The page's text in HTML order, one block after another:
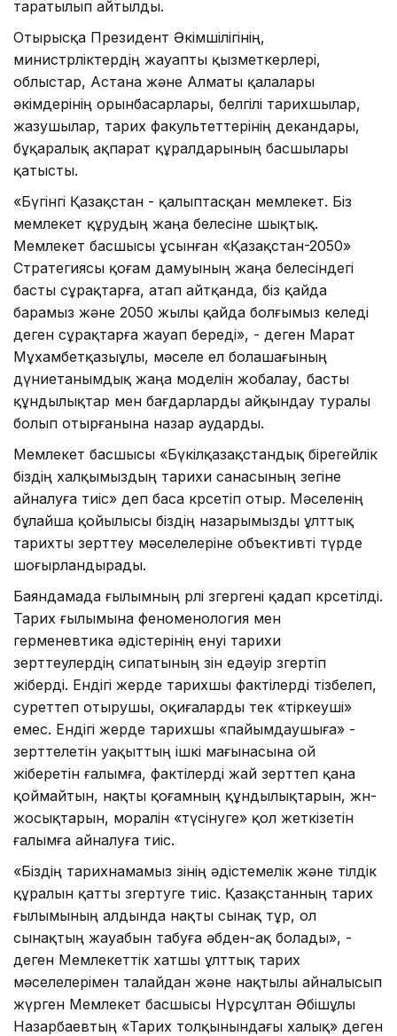
таратылып айтылды.
Отырысқа Президент Әкімші­лігінің,
министрліктердің жауапты қыз­меткерлері,
облыстар, Астана және Алматы қалалары
әкімдерінің орынбасарлары, белгілі тарихшылар,
жазушылар, тарих факультеттерінің декандары,
бұқаралық ақпарат құрал­дарының басшылары
қатысты.
«Бүгінгі Қазақстан - қалыптасқан мемлекет. Біз
мемлекет құрудың жаңа белесіне шықтық.
Мемлекет басшысы ұсынған «Қа­зақстан-2050»
Стратегиясы қо­ғам дамуының жаңа белесіндегі
бас­ты сұрақтарға, атап айтқанда, біз қай­да
барамыз және 2050 жылы қай­да болғымыз келеді
деген сұрақ­тар­ға жауап береді», - деген Марат
Мұ­хам­бетқазыұлы, мәселе ел болашағының
дүниетанымдық жаңа моделін жобалау, басты
құндылықтар мен бағ­дарларды айқындау туралы
болып отыр­ғанына назар аударды.
Мемлекет басшысы «Бүкіл­қа­зақ­стандық бірегейлік
біздің халқы­мыздың тарихи санасының өзегіне
айналуға тиіс» деп баса көрсетіп отыр. Мәселенің
бұлайша қойылысы біздің назарымызды ұлттық
тарихты зерттеу мәселелеріне объективті түрде
шоғырландырады.
Баяндамада ғылымның рөлі өзгергені қадап көрсетілді.
Тарих ғылымына феноменология мен
герменевтика әдістерінің енуі тарихи
зерттеулердің сипатының өзін едәуір өзгертіп
жіберді. Ендігі жерде тарихшы фактілерді тізбелеп,
суреттеп отырушы, оқиғаларды тек «тіркеу­ші»
емес. Ендігі жерде тарихшы «пайым­дау­шыға» -
зерттелетін уақыттың ішкі мағынасына ой
жіберетін ғалым­ға, фактілерді жай зерттеп қана
қой­майтын, нақты қоғамның құнды­лық­тарын, жөн-
жосықтарын, моралін «тү­­сінуге» қол жеткізетін
ғалымға айналуға тиіс.
«Біздің тарихнамамыз өзінің әдіс­темелік және тілдік
құралын қатты өзгертуге тиіс. Қазақстанның тарих
ғылымының алдында нақты сынақ тұр, ол
сынақтың жауабын табуға әбден-ақ болады», -
деген Мемлекеттік хатшы ұлттық тарих
мәселелерімен талайдан және нақтылы айналысып
жүрген Мемлекет басшысы Нұрсұл­­тан Әбішұлы
Назарбаевтың «Тарих тол­қынындағы халық» деген